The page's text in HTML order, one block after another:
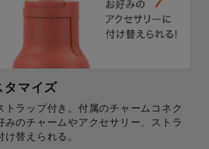
タマイズ
トラップ付き。付属のチャームコネク
みのチャームやアクセサリー、ストラ
替えられる。